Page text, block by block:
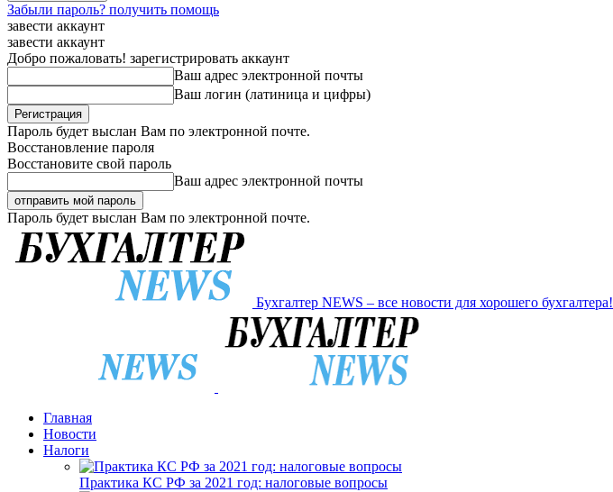
Забыли пароль? получить помощь
завести аккаунт
завести аккаунт
Добро пожаловать! зарегистрировать аккаунт
Ваш адрес электронной почты
Ваш логин (латиница и цифры)
Пароль будет выслан Вам по электронной почте.
Восстановление пароля
Восстановите свой пароль
Ваш адрес электронной почты
Пароль будет выслан Вам по электронной почте.
Бухгалтер NEWS – все новости для хорошего бухгалтера!
Главная
Новости
Налоги
Практика КС РФ за 2021 год: налоговые вопросы